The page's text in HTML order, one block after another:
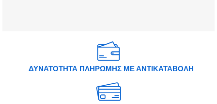
ΔΥΝΑΤΟΤΗΤΑ ΠΛΗΡΩΜΗΣ ΜΕ ΑΝΤΙΚΑΤΑΒΟΛΗ